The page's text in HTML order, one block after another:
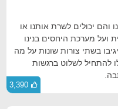
והם יכולים לשרת אותנו או
ועל מערכת היחסים בנינו
בשתי צורות שונות על מה
להתחיל לשלוט ברגשות
3,390